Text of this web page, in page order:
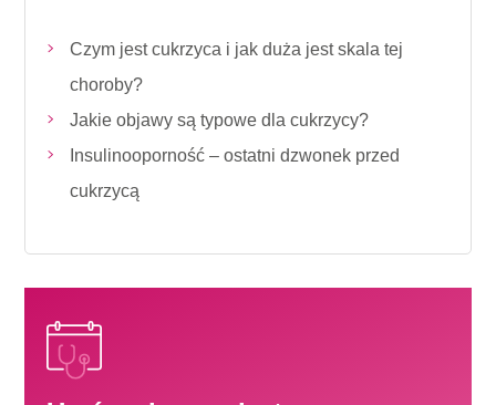
Czym jest cukrzyca i jak duża jest skala tej
choroby?
Jakie objawy są typowe dla cukrzycy?
Insulinooporność ­– ostatni dzwonek przed
cukrzycą